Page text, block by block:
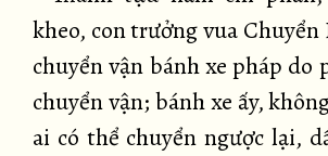
kheo, con trưởng vua
chuyển vận bánh xe pháp do
chuyển vận; bánh xe ấy,
ai có thể chuyển ngược lại,